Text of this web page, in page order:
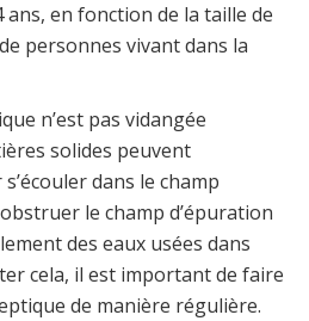
ans, en fonction de la taille de
personnes vivant dans la
n’est pas vidangée
solides peuvent
dans le champ
le champ d’épuration
des eaux usées dans
cela, il est important de faire
de manière régulière.